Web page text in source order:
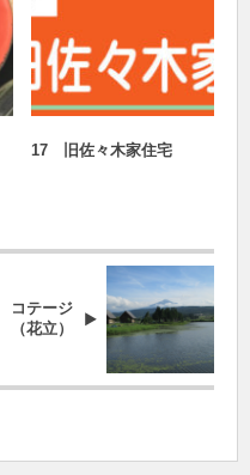
17 旧佐々木家住宅
コテージ
（花立）